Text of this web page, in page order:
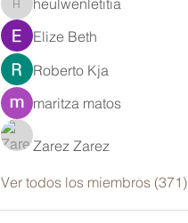
heulwenletitia
heulwenletitia
Elize Beth
Roberto Kja
maritza matos
Zarez Zarez
Ver todos los miembros (371)